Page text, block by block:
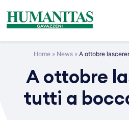
content
Home » News » A ottobre
A ottobre
tutti a